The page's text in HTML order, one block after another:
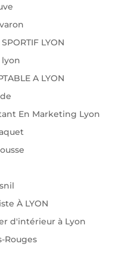
LYON
A LYON
En Marketing Lyon
À LYON
d'intérieur à Lyon
Rouges